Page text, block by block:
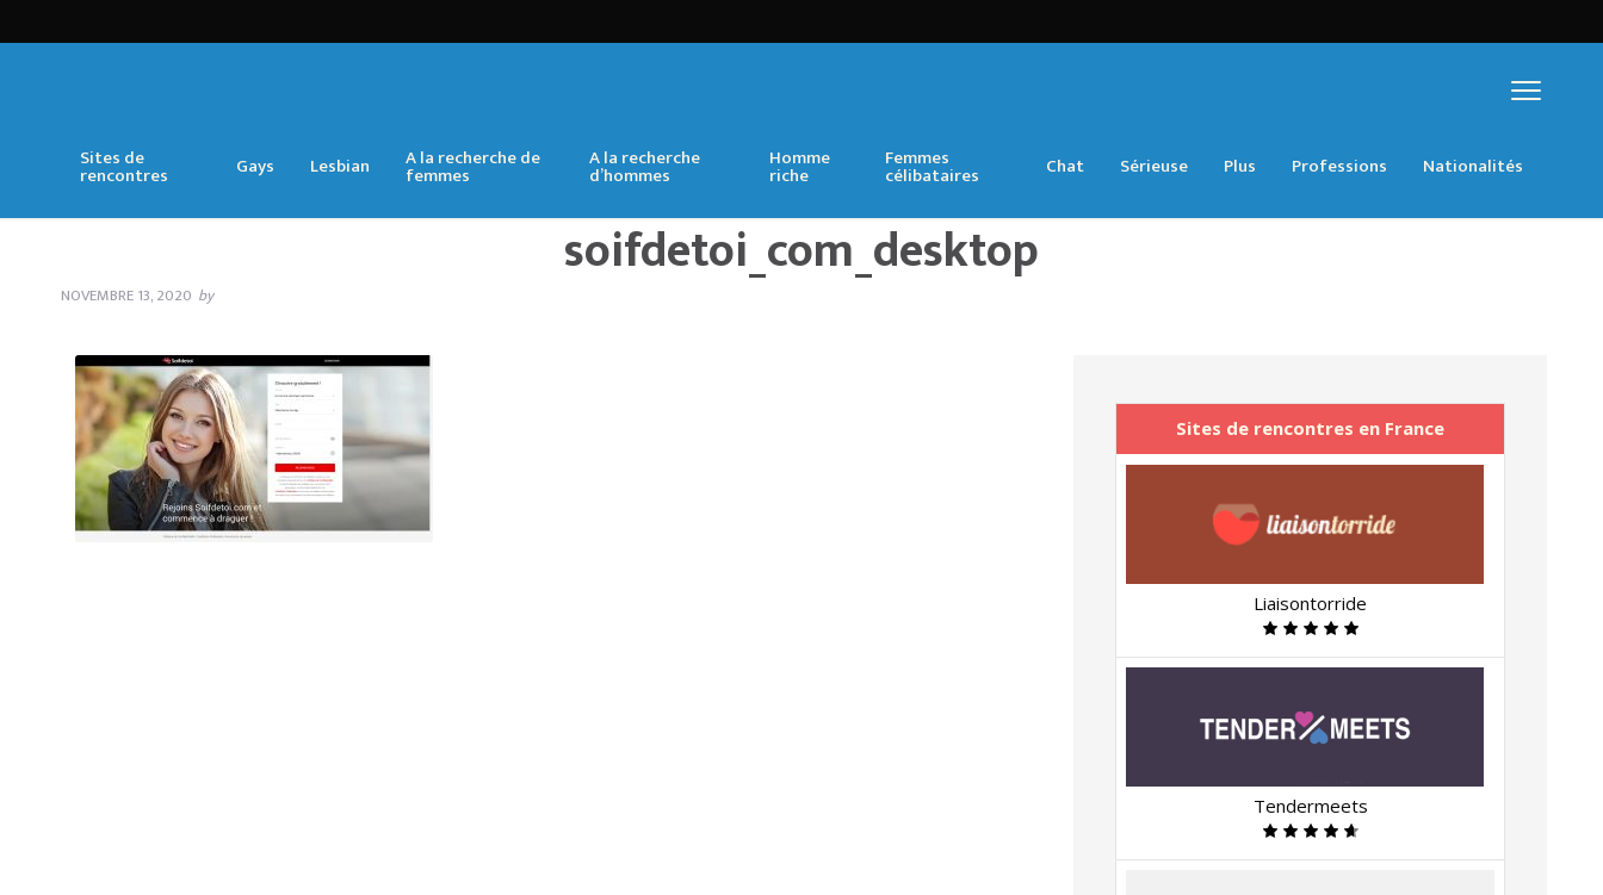
Sites de
rencontres Gays Lesbian A la recherche de
femmes
A la recherche
d’hommes
Homme
riche
Femmes
célibataires Chat Sérieuse Plus Professions Nationalités
soifdetoi_com_desktop
NOVEMBRE 13, 2020 by
Sites de rencontres en France
Liaisontorride
Tendermeets